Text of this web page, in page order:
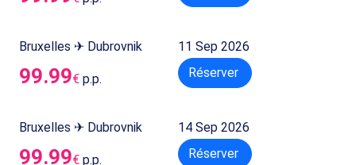
Bruxelles ✈ Dubrovnik 11 Sep 2026
99.99€ p.p. Réserver
Bruxelles ✈ Dubrovnik 14 Sep 2026
99.99€ p.p. Réserver